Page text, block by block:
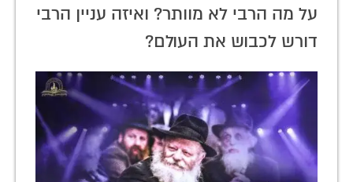
על מה הרבי לא מוותר? ואיזה עניין הרבי
דורש לכבוש את העולם?